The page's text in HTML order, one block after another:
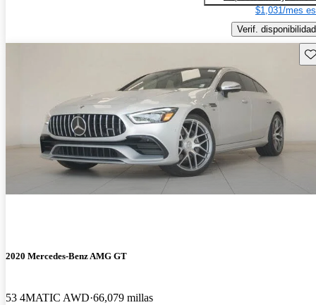
$1,031/mes
Verif. disponibilidad
2020 Mercedes-Benz AMG GT
53 4MATIC AWD 66,079 millas